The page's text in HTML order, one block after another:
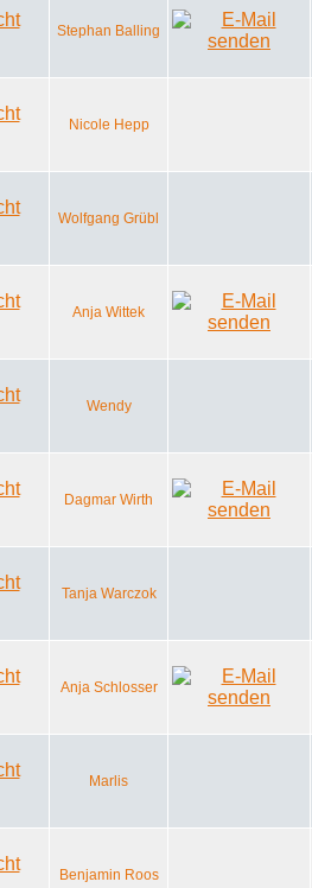
Stephan Balling
Nicole Hepp
Wolfgang Grübl
Anja Wittek
Wendy
Dagmar Wirth
Tanja Warczok
Anja Schlosser
Marlis
Benjamin Roos